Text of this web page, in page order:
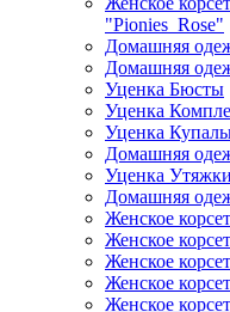
"Pionies_Rose"
Домашняя
Домашняя
Уценка Бюсты
Уценка
Уценка
Домашняя
Уценка Утяжки
Домашняя
Женское
Женское
Женское
Женское
Женское